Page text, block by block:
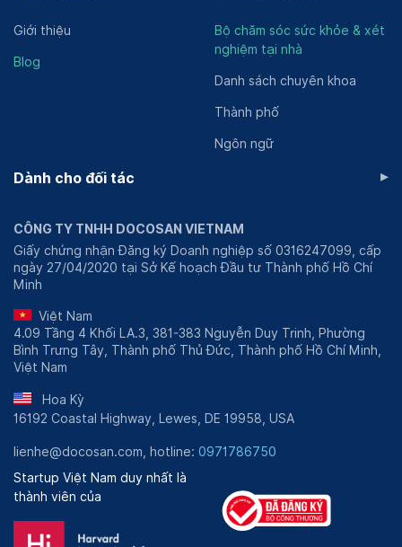
Giới thiệu
Blog
Bộ chăm sóc sức khỏe & xét
nghiệm tại nhà
Danh sách chuyên khoa
Thành phố
Ngôn ngữ
Dành cho đối tác ▸
CÔNG TY TNHH DOCOSAN VIETNAM
Giấy chứng nhận Đăng ký Doanh nghiệp số 0316247099, cấp
ngày 27/04/2020 tại Sở Kế hoạch Đầu tư Thành phố Hồ Chí
Minh
Việt Nam
4.09 Tầng 4 Khối LA.3, 381-383 Nguyễn Duy Trinh, Phường
Bình Trưng Tây, Thành phố Thủ Đức, Thành phố Hồ Chí Minh,
Việt Nam
Hoa Kỳ
16192 Coastal Highway, Lewes, DE 19958, USA
lienhe@docosan.com, hotline: 0971786750
Startup Việt Nam duy nhất là
thành viên của